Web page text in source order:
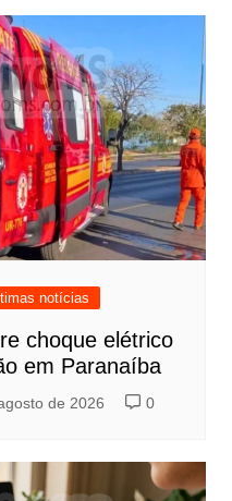
notícias
choque elétrico
em Paranaíba
de 2026 0